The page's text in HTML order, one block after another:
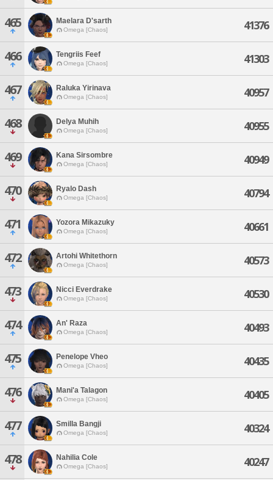
465 Maelara D'sarth
Omega [Chaos] 41376
466 Tengriis Feef
Omega [Chaos] 41303
467 Raluka Yirinava
Omega [Chaos] 40957
468 Delya Muhih
Omega [Chaos] 40955
469 Kana Sirsombre
Omega [Chaos] 40949
470 Ryalo Dash
Omega [Chaos] 40794
471 Yozora Mikazuky
Omega [Chaos] 40661
472 Artohi Whitethorn
Omega [Chaos] 40573
473 Nicci Everdrake
Omega [Chaos] 40530
474 An' Raza
Omega [Chaos] 40493
475 Penelope Vheo
Omega [Chaos] 40435
476 Mani'a Talagon
Omega [Chaos] 40405
477 Smilla Bangji
Omega [Chaos] 40324
478 Nahilia Cole
Omega [Chaos] 40247